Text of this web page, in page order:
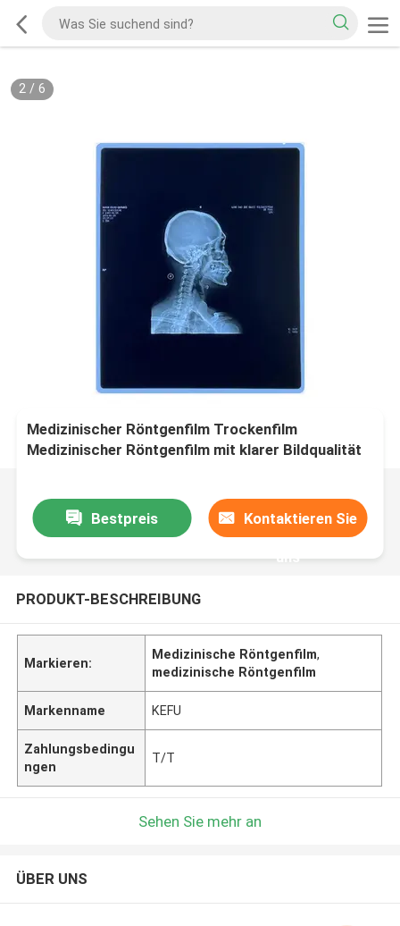
2/ 6
Medizinischer Röntgenfilm Trockenfilm
Medizinischer Röntgenfilm mit klarer Bildqualität
Bestpreis Kontaktieren Sie
uns
PRODUKT-BESCHREIBUNG
Markieren:
Medizinische Röntgenfilm,
medizinische Röntgenfilm
Markenname KEFU
Zahlungsbedingu
ngen
T/T
Sehen Sie mehr an
ÜBER UNS